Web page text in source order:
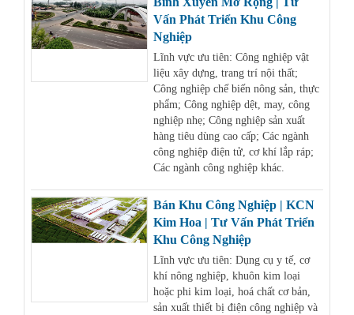
Vấn Phát Triển Khu Công
Nghiệp
Lĩnh vực ưu tiên: Công nghiệp vật
liệu xây dựng, trang trí nội thất;
Công nghiệp chế biến nông sản, thực
phẩm; Công nghiệp dệt, may, công
nghiệp nhẹ; Công nghiệp sản xuất
hàng tiêu dùng cao cấp; Các ngành
công nghiệp điện tử, cơ khí lắp ráp;
Các ngành công nghiệp khác.
Bán Khu Công Nghiệp | KCN
Kim Hoa | Tư Vấn Phát Triển
Khu Công Nghiệp
Lĩnh vực ưu tiên: Dụng cụ y tế, cơ
khí nông nghiệp, khuôn kim loại
hoặc phi kim loại, hoá chất cơ bản,
sản xuất thiết bị điện công nghiệp và